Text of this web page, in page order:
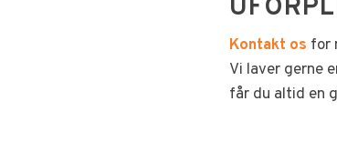
Kontakt os for
Vi laver gerne
får du altid en